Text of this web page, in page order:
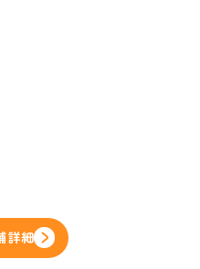
詳細